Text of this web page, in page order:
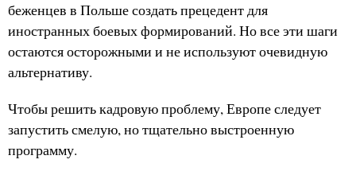
беженцев в Польше создать прецедент для
иностранных боевых формирований. Но все эти шаги
остаются осторожными и не используют очевидную
альтернативу.
Чтобы решить кадровую проблему, Европе следует
запустить смелую, но тщательно выстроенную
программу.